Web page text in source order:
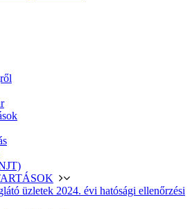
üzletek 2024. évi hatósági ellenőrzési